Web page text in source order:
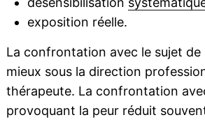
exposition réelle.
La confrontation avec le sujet de
mieux sous la direction
thérapeute. La confrontation
provoquant la peur réduit